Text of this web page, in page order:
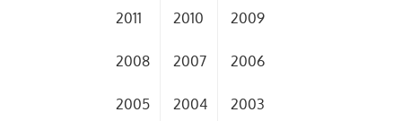
2011 2010 2009
2008 2007 2006
2005 2004 2003